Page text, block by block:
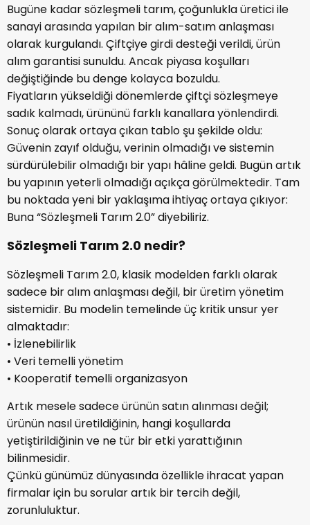
Bugüne kadar sözleşmeli tarım, çoğunlukla üretici ile
sanayi arasında yapılan bir alım-satım anlaşması
olarak kurgulandı. Çiftçiye girdi desteği verildi, ürün
alım garantisi sunuldu. Ancak piyasa koşulları
değiştiğinde bu denge kolayca bozuldu.
Fiyatların yükseldiği dönemlerde çiftçi sözleşmeye
sadık kalmadı, ürününü farklı kanallara yönlendirdi.
Sonuç olarak ortaya çıkan tablo şu şekilde oldu:
Güvenin zayıf olduğu, verinin olmadığı ve sistemin
sürdürülebilir olmadığı bir yapı hâline geldi. Bugün artık
bu yapının yeterli olmadığı açıkça görülmektedir. Tam
bu noktada yeni bir yaklaşıma ihtiyaç ortaya çıkıyor:
Buna “Sözleşmeli Tarım 2.0” diyebiliriz.
Sözleşmeli Tarım 2.0 nedir?
Sözleşmeli Tarım 2.0, klasik modelden farklı olarak
sadece bir alım anlaşması değil, bir üretim yönetim
sistemidir. Bu modelin temelinde üç kritik unsur yer
almaktadır:
• İzlenebilirlik
• Veri temelli yönetim
• Kooperatif temelli organizasyon
Artık mesele sadece ürünün satın alınması değil;
ürünün nasıl üretildiğinin, hangi koşullarda
yetiştirildiğinin ve ne tür bir etki yarattığının
bilinmesidir.
Çünkü günümüz dünyasında özellikle ihracat yapan
firmalar için bu sorular artık bir tercih değil,
zorunluluktur.